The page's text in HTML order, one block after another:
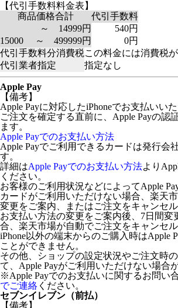
【代引手数料料金表】
商品価格合計
代引手数料
～ 14999円
540円
15000 ～ 499999円
0円
代引手数料分消費税この料金には消費税
代引業者指定
指定なし
Apple Pay
【備考】
Apple Payに対応したiPhoneでお支払いいた
ご注文を確定する直前に、Apple Payの認
ます。
Apple Payでのお支払い方法
Apple Payでご利用できるカードは発行会
す。
詳細はApple Payでのお支払い方法より
ください。
お客様のご利用状況などによってApple
カードがご利用いただけない場合、楽天
変更をご案内、またはご注文をキャンセル
お支払い方法の変更をご案内後、7日間変
合、楽天市場が自動でご注文をキャンセル
iPhone以外の端末からのご購入時はApple
ことができません。
その他、ショップの設定状況やご注文時
て、Apple Payがご利用いただけない場合
※Apple Payでのお支払いに関するお問い
でご連絡 ください。
セブンイレブン（前払）
【備考】